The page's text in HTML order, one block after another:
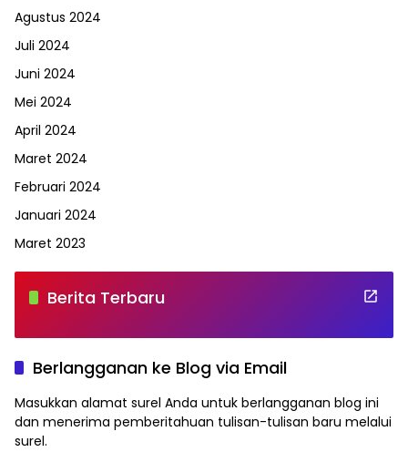
Agustus 2024
Juli 2024
Juni 2024
Mei 2024
April 2024
Maret 2024
Februari 2024
Januari 2024
Maret 2023
Berita Terbaru
Berlangganan ke Blog via Email
Masukkan alamat surel Anda untuk berlangganan blog ini
dan menerima pemberitahuan tulisan-tulisan baru melalui
surel.